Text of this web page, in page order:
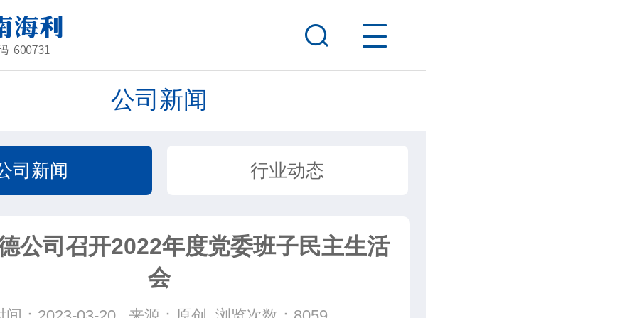
公司新闻
司新闻 行业动态
公司召开2022年度党委班子民主生活
会